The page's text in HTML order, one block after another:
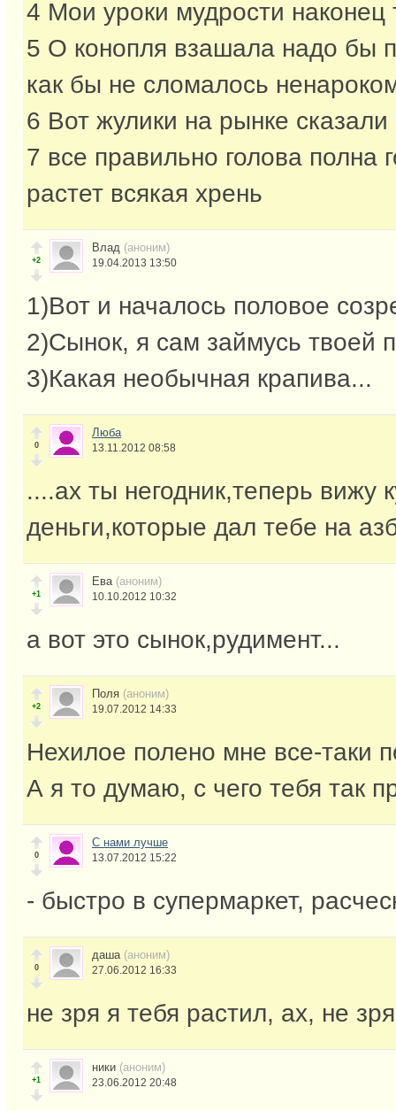
4 Мои уроки мудрости наконец
5 О конопля взашала надо бы
как бы не сломалось
6 Вот жулики на рынке сказали
7 все правильно голова полна
растет всякая хрень
+2
Влад (аноним)
19.04.2013 13:50
1)Вот и началось половое
2)Сынок, я сам займусь твоей
3)Какая необычная крапива...
0
Люба
13.11.2012 08:58
....ах ты негодник,теперь вижу
деньги,которые дал тебе на
+1
Ева (аноним)
10.10.2012 10:32
а вот это сынок,рудимент...
+2
Поля (аноним)
19.07.2012 14:33
Нехилое полено мне все-таки
А я то думаю, с чего тебя так
0
С нами лучше
13.07.2012 15:22
- быстро в супермаркет,
0
даша (аноним)
27.06.2012 16:33
не зря я тебя растил, ах, не
+1
ники (аноним)
23.06.2012 20:48